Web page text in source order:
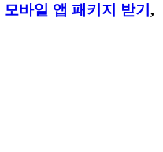
모바일 앱 패키지 받기 ,